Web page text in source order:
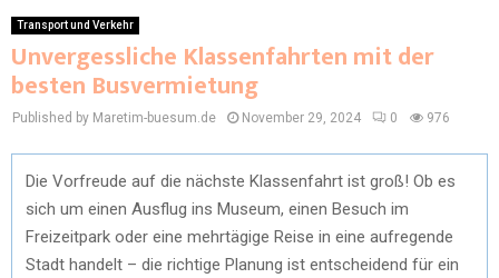
Transport und Verkehr
Unvergessliche Klassenfahrten mit der
besten Busvermietung
Published by Maretim-buesum.de November 29, 2024 0 976
Die Vorfreude auf die nächste Klassenfahrt ist groß! Ob es
sich um einen Ausflug ins Museum, einen Besuch im
Freizeitpark oder eine mehrtägige Reise in eine aufregende
Stadt handelt – die richtige Planung ist entscheidend für ein